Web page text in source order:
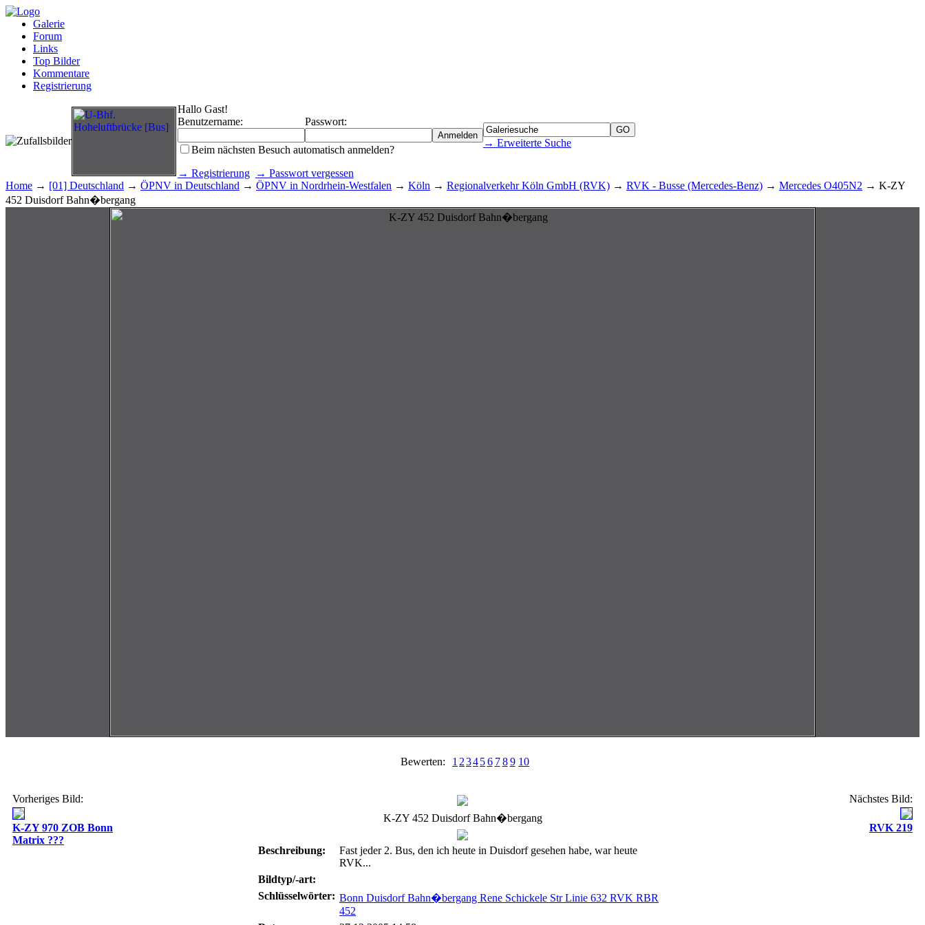
Galerie
Forum
Links
Top Bilder
Kommentare
Registrierung
Hallo Gast!
Benutzername:
Passwort:
Beim nächsten Besuch automatisch anmelden?
→ Registrierung
→ Passwort vergessen
→ Erweiterte Suche
Home → [01] Deutschland → ÖPNV in Deutschland → ÖPNV in Nordrhein-Westfalen → Köln → Regionalverkehr Köln GmbH (RVK) → RVK - Busse (Mercedes-Benz) → Mercedes O405N2 → K-ZY
452 Duisdorf Bahn�bergang
Bewerten: 1 23456 7 8 9 10
Vorheriges Bild:
K-ZY 970 ZOB Bonn
Matrix ???
K-ZY 452 Duisdorf Bahn�bergang
Beschreibung:
Fast jeder 2. Bus, den ich heute in Duisdorf gesehen habe, war heute
RVK...
Bildtyp/-art:
Schlüsselwörter: Bonn Duisdorf Bahn�bergang Rene Schickele Str Linie 632 RVK RBR
452
Nächstes Bild:
RVK 219